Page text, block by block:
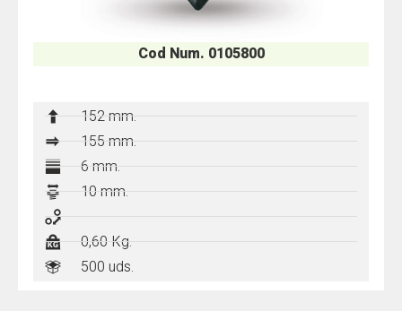
Cod Num. 0105800
152 mm.
155 mm.
6 mm.
10 mm.
0,60 Kg.
500 uds.